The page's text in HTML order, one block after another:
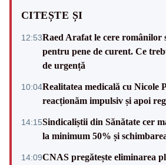
CITEȘTE ȘI
12:53Raed Arafat le cere românilor
pentru pene de curent. Ce
de urgență
10:04Realitatea medicală cu Nicole
reacționăm impulsiv și apoi
14:15Sindicaliștii din Sănătate cer
la minimum 50% și
14:09CNAS pregătește eliminarea